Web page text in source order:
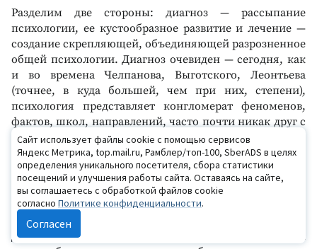
Разделим две стороны: диагноз — рассыпание
психологии, ее кустообразное развитие и лечение —
создание скрепляющей, объединяющей разрозненное
общей психологии. Диагноз очевиден — сегодня, как
и во времена Челпанова, Выготского, Леонтьева
(точнее, в куда большей, чем при них, степени),
психология представляет конгломерат феноменов,
фактов, школ, направлений, часто почти никак друг с
другом не связанных. Предлагаемое корифеями
лечение, несомненно, полезно и необходимо, но
отнюдь не достаточно — перманентный его провал,
постоянное возвращение к одному и тому же
положению (ставшему давно рутинным, привычным)
вполне доказывают это.
Для поиска ошибки, вернее, недостающего в лечении
Сайт использует файлы cookie с помощью сервисов
Яндекс Метрика, top.mail.ru, Рамблер/топ-100, SberADS в целях
определения уникального посетителя, сбора статистики
посещений и улучшения работы сайта. Оставаясь на сайте,
вы соглашаетесь с обработкой файлов cookie
согласно Политике конфиденциальности.
Согласен